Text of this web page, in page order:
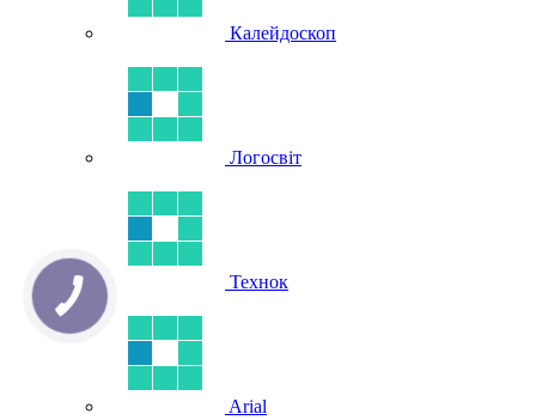
Калейдоскоп
Логосвіт
Технок
Arial